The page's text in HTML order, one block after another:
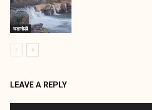
घडामोडी
LEAVE A REPLY